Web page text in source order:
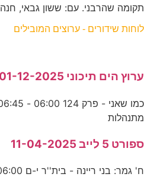
תקומה שהרבני. עם: ששון גבאי, חנה
לוחות שידורים - ערוצים המובילים
ערוץ הים תיכוני 01-12-2025
מתנהלות
ספורט 5 לייב 11-04-2025
ח' גמר: בני ריינה - בית''ר י-ם 06:00 - 07:45 שידור חוזר: כדורגל.